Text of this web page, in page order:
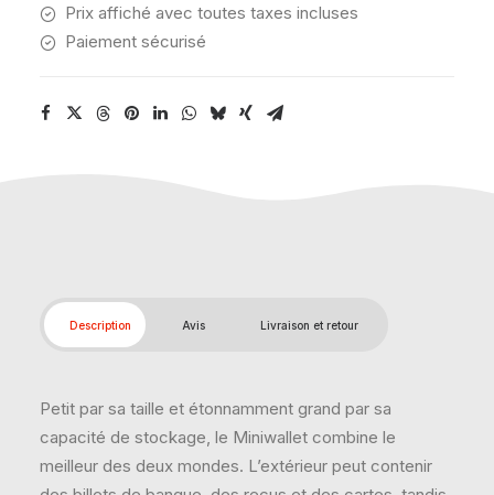
Prix affiché avec toutes taxes incluses
Paiement sécurisé
Description Avis Livraison et retour
Petit par sa taille et étonnamment grand par sa
capacité de stockage, le Miniwallet combine le
meilleur des deux mondes. L’extérieur peut contenir